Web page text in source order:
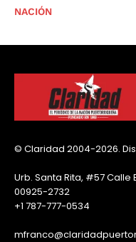
NACIÓN
© Claridad 2004-2026.
Urb. Santa Rita, #57 Calle
00925-2732
+1 787-777-0534